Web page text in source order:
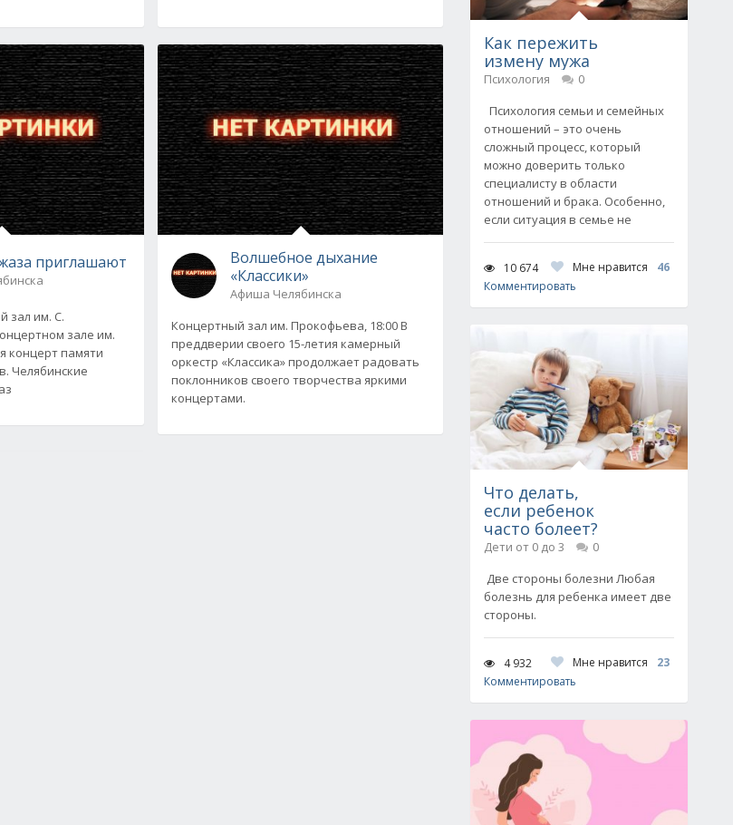
приглашают
зал им. С.
зале им.
концерт памяти
Челябинские
Волшебное дыхание
«Классики»
Афиша Челябинска
Концертный зал им. Прокофьева, 18:00 В
преддверии своего 15-летия камерный
оркестр «Классика» продолжает радовать
поклонников своего творчества яркими
концертами.
Как пережить
измену мужа
Психология
0
Психология семьи и семейных
отношений – это очень
сложный процесс, который
можно доверить только
специалисту в области
отношений и брака. Особенно,
если ситуация в семье не
10 674 Мне нравится
46
Комментировать
Что делать,
если ребенок
часто болеет?
Дети от 0 до 3
0
Две стороны болезни Любая
болезнь для ребенка имеет две
стороны.
4 932 Мне нравится
23
Комментировать